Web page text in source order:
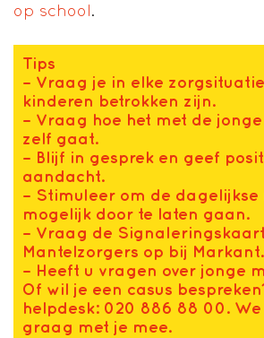
op school.
Tips
– Vraag je in elke
kinderen betrokken zijn.
– Vraag hoe het met de
zelf gaat.
– Blijf in gesprek en geef
aandacht.
– Stimuleer om de dagelijkse
mogelijk door te laten gaan.
– Vraag de
Mantelzorgers op bij Markant.
– Heeft u vragen over jonge
Of wil je een casus
helpdesk: 020 886 88 00.
graag met je mee.